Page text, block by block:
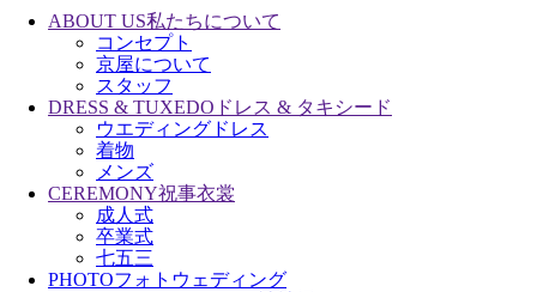
ABOUT US私たちについて
コンセプト
京屋について
スタッフ
DRESS & TUXEDO ドレス & タキシード
ウエディングドレス
着物
メンズ
CEREMONY祝事衣裳
成人式
卒業式
七五三
PHOTOフォトウェディング